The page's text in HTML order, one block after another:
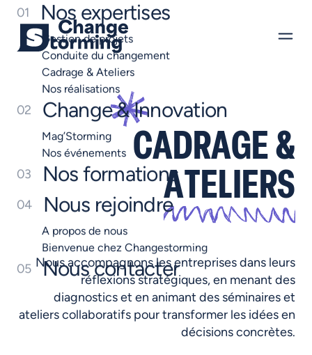
01 Nos expertises
Gestion de projets
Conduite du changement
Cadrage & Ateliers
Nos réalisations
02 Change & Innovation
Mag’Storming
Nos événements
03 Nos formations
04 Nous rejoindre
A propos de nous
Bienvenue chez Changestorming
05 Nous contacter
CADRAGE &
ATELIERS
Nousaccompagnonslesentreprisesdans leurs
réflexionsstratégiques,en menant des
diagnosticset en animant des séminaireset
atelierscollaboratifs pourtransformer les idéesen
décisionsconcrètes.